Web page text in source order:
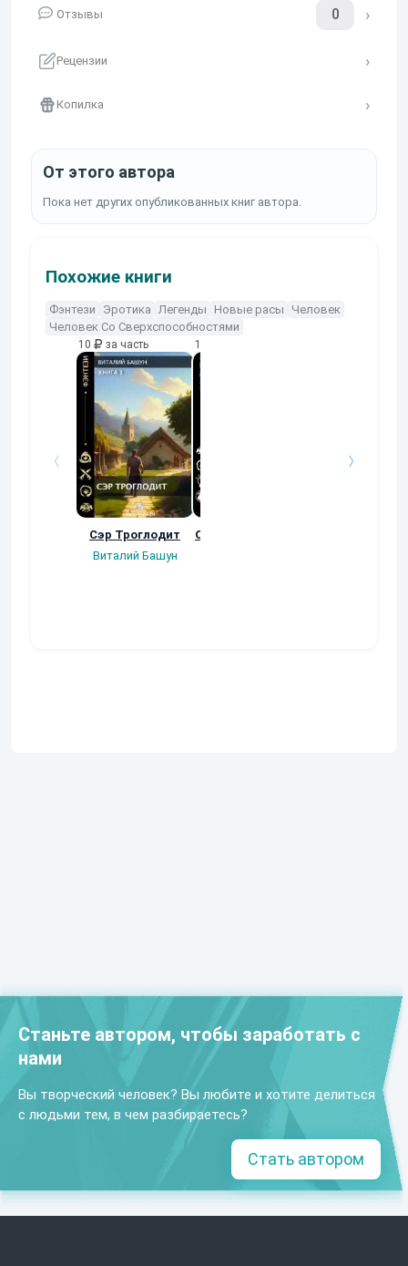
Отзывы 0
Рецензии
Копилка
От этого автора
Пока нет других опубликованных книг автора.
Похожие книги
Фэнтези Эротика Легенды Новые расы
Человек
Человек Со Сверхспособностями
10 за часть
Сэр Троглодит
Виталий Башун
10
Осколки прошлого
Станьте автором, чтобы заработать с
нами
Вы творческий человек? Вы любите и хотите делиться
с людьми тем, в чем разбираетесь?
Стать автором